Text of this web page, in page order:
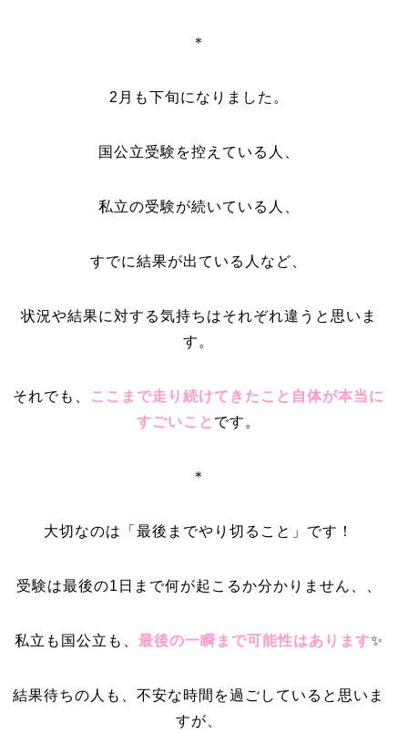
＊
2月も下旬になりました。
国公立受験を控えている人、
私立の受験が続いている人、
すでに結果が出ている人など、
状況や結果に対する気持ちはそれぞれ違うと思いま
す。
それでも、 ここまで走り続けてきたこと自体が本当に
すごいこと です。
＊
大切なのは「最後までやり切ること」です！
受験は最後の1日まで何が起こるか分かりません、、
私立も国公立も、 最後の一瞬まで可能性はあります✨
結果待ちの人も、不安な時間を過ごしていると思いま
すが、